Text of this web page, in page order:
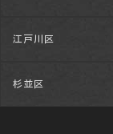
江戸川区
杉並区